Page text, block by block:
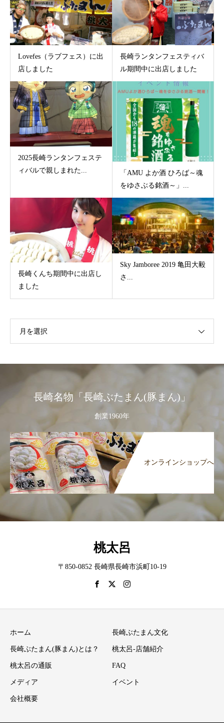
Lovefes（ラブフェス）に出
店しました
長崎ランタンフェスティバ
ル期間中に出店しました
2025長崎ランタンフェステ
ィバルで親しまれた...
「AMU よか酒 ひろば～魂
をゆさぶる銘酒～」...
長崎くんち期間中に出店し
ました
Sky Jamboree 2019 亀田大毅
さ...
月を選択
長崎名物「長崎ぶたまん(豚まん)」
創業1960年
オンラインショップへ
桃太呂
〒850-0852 長崎県長崎市浜町10-19
ホーム 長崎ぶたまん文化
長崎ぶたまん(豚まん)とは？ 桃太呂-店舗紹介
桃太呂の通販 FAQ
メディア イベント
会社概要